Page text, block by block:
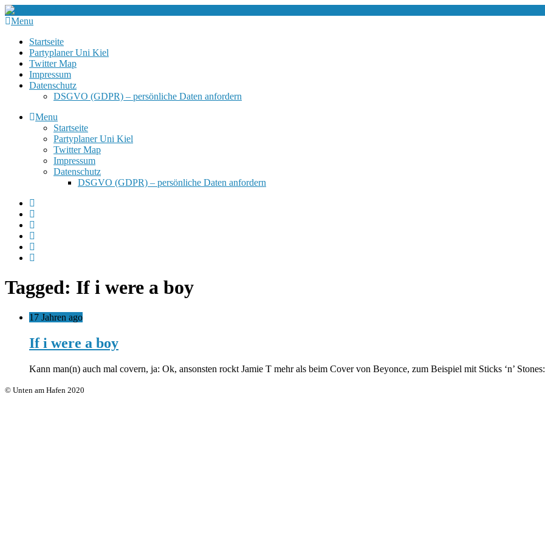
Menu
Startseite
Partyplaner Uni Kiel
Twitter Map
Impressum
Datenschutz
DSGVO (GDPR) – persönliche Daten anfordern
Menu
Startseite
Partyplaner Uni Kiel
Twitter Map
Impressum
Datenschutz
DSGVO (GDPR) – persönliche Daten anfordern
Tagged: If i were a boy
17 Jahren ago
If i were a boy
Kann man(n) auch mal covern, ja: Ok, ansonsten rockt Jamie T mehr als beim Cover von Beyonce, zum Beispiel mit Sticks ‘n’ Stones:
© Unten am Hafen 2020